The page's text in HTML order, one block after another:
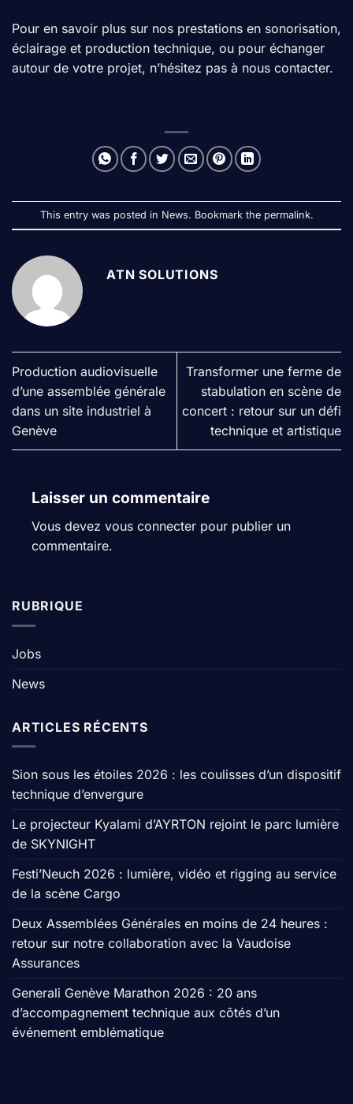
Pour en savoir plus sur nos prestations en sonorisation,
éclairage et production technique, ou pour échanger
autour de votre projet, n’hésitez pas à nous contacter.
This entry was posted in News. Bookmark the permalink.
ATN SOLUTIONS
Production audiovisuelle
d’une assemblée générale
dans un site industriel à
Genève
Transformer une ferme de
stabulation en scène de
concert : retour sur un défi
technique et artistique
Laisser un commentaire
Vous devez vous connecter pour publier un
commentaire.
RUBRIQUE
Jobs
News
ARTICLES RÉCENTS
Sion sous les étoiles 2026 : les coulisses d’un dispositif
technique d’envergure
Le projecteur Kyalami d’AYRTON rejoint le parc lumière
de SKYNIGHT
Festi’Neuch 2026 : lumière, vidéo et rigging au service
de la scène Cargo
Deux Assemblées Générales en moins de 24 heures :
retour sur notre collaboration avec la Vaudoise
Assurances
Generali Genève Marathon 2026 : 20 ans
d’accompagnement technique aux côtés d’un
événement emblématique